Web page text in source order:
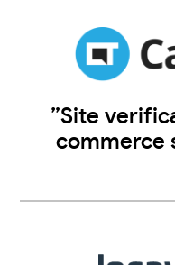
”Site
commerce